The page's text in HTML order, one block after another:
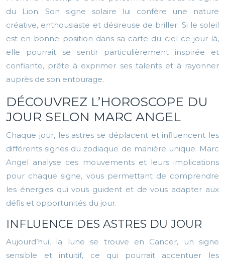
du Lion. Son signe solaire lui confère une nature
créative, enthousiaste et désireuse de briller. Si le soleil
est en bonne position dans sa carte du ciel ce jour-là,
elle pourrait se sentir particulièrement inspirée et
confiante, prête à exprimer ses talents et à rayonner
auprès de son entourage.
DÉCOUVREZ L’HOROSCOPE DU
JOUR SELON MARC ANGEL
Chaque jour, les astres se déplacent et influencent les
différents signes du zodiaque de manière unique. Marc
Angel analyse ces mouvements et leurs implications
pour chaque signe, vous permettant de comprendre
les énergies qui vous guident et de vous adapter aux
défis et opportunités du jour.
INFLUENCE DES ASTRES DU JOUR
Aujourd’hui, la lune se trouve en Cancer, un signe
sensible et intuitif, ce qui pourrait accentuer les